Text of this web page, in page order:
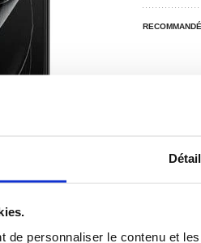
de personnaliser le contenu et
? CONTACTEZ-NOUS !